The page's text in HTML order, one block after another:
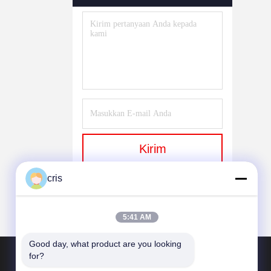
Permainan Rolet Elektronik
Kirim
cris
5:41 AM
Good day, what product are you looking
for?